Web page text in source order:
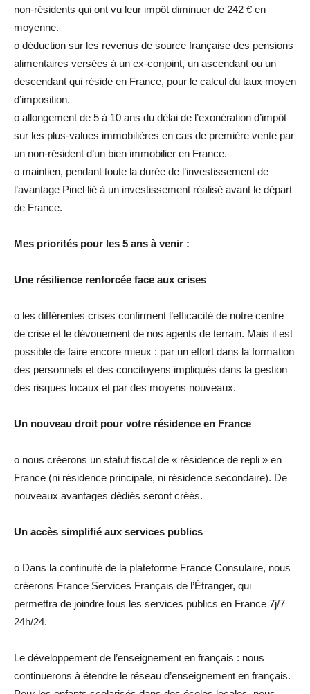
non-résidents qui ont vu leur impôt diminuer de 242 € en
moyenne.
o déduction sur les revenus de source française des pensions
alimentaires versées à un ex-conjoint, un ascendant ou un
descendant qui réside en France, pour le calcul du taux moyen
d’imposition.
o allongement de 5 à 10 ans du délai de l’exonération d’impôt
sur les plus-values immobilières en cas de première vente par
un non-résident d’un bien immobilier en France.
o maintien, pendant toute la durée de l’investissement de
l’avantage Pinel lié à un investissement réalisé avant le départ
de France.
Mes priorités pour les 5 ans à venir :
Une résilience renforcée face aux crises
o les différentes crises confirment l’efficacité de notre centre
de crise et le dévouement de nos agents de terrain. Mais il est
possible de faire encore mieux : par un effort dans la formation
des personnels et des concitoyens impliqués dans la gestion
des risques locaux et par des moyens nouveaux.
Un nouveau droit pour votre résidence en France
o nous créerons un statut fiscal de « résidence de repli » en
France (ni résidence principale, ni résidence secondaire). De
nouveaux avantages dédiés seront créés.
Un accès simplifié aux services publics
o Dans la continuité de la plateforme France Consulaire, nous
créerons France Services Français de l’Étranger, qui
permettra de joindre tous les services publics en France 7j/7
24h/24.
Le développement de l’enseignement en français : nous
continuerons à étendre le réseau d’enseignement en français.